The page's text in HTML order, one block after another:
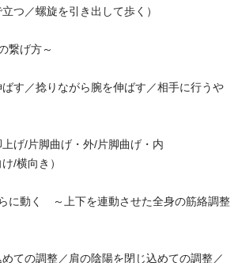
／螺旋を引き出して歩く）
繋げ方～
す／捻りながら腕を伸ばす／相手に行うや
げ/片脚曲げ・外/片脚曲げ・内
/横向き）
に動く ～上下を連動させた全身の筋絡調整
ての調整／肩の陰陽を閉じ込めての調整／